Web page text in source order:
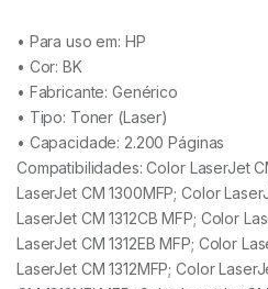
• Para uso em: HP
• Cor: BK
• Fabricante:Genérico
• Tipo: Toner (Laser)
• Capacidade: 2.200 Páginas
Compatibilidades: Color LaserJet
LaserJet CM 1300MFP; Color
LaserJet CM 1312CB MFP; Color
LaserJet CM 1312EB MFP; Color
LaserJet CM 1312MFP; Color